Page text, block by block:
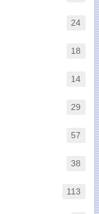
24
18
14
29
57
38
113